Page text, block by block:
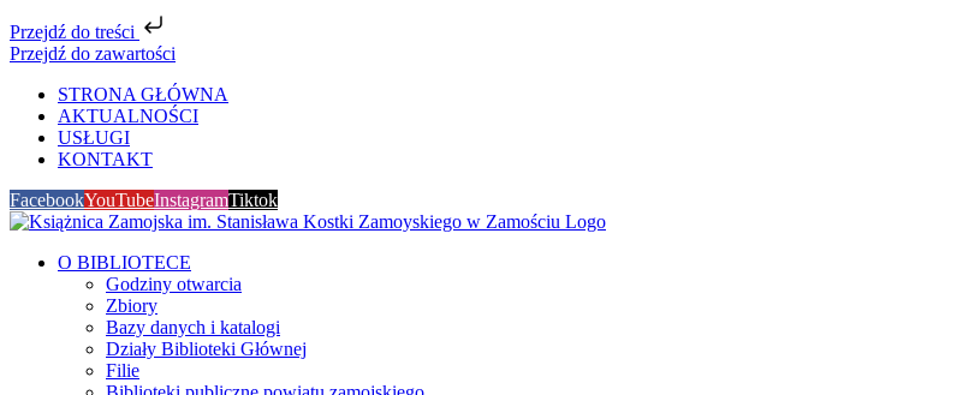
Przejdź do treści
Przejdź do zawartości
STRONA GŁÓWNA
AKTUALNOŚCI
USŁUGI
KONTAKT
FacebookYouTubeInstagramTiktok
O BIBLIOTECE
Godziny otwarcia
Zbiory
Bazy danych i katalogi
Działy Biblioteki Głównej
Filie